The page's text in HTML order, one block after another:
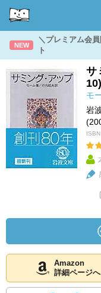
NEW
＼プレミアム会
ト
サ
10)
モ
岩
Amazon
詳細ページへ